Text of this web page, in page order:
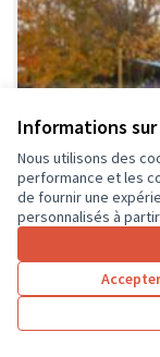
Informations
Nous utilisons des
performance et les
de fournir une
personnalisés à
La classe en